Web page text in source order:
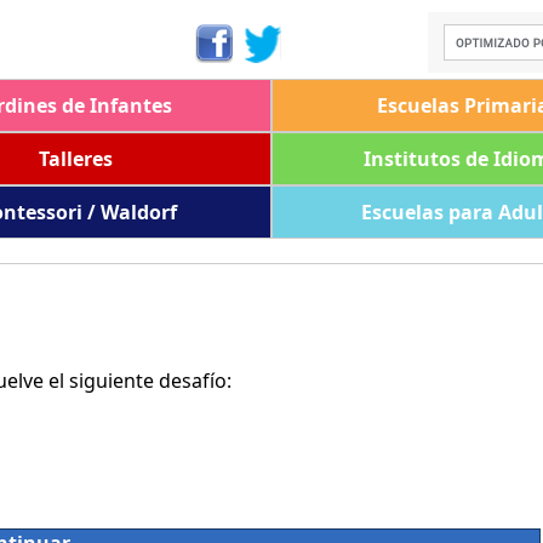
de Infantes Escuelas
Talleres
Institutos de
/ Waldorf
Escuelas para
el siguiente desafío: